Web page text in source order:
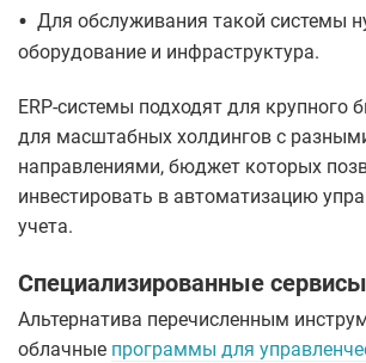
• Для обслуживания такой системы
оборудование и инфраструктура.
ERP-системы подходят для крупного
для масштабных холдингов с
направлениями, бюджет которых
инвестировать в автоматизацию
учета.
Специализированные сервисы
Альтернатива перечисленным
облачные программы для